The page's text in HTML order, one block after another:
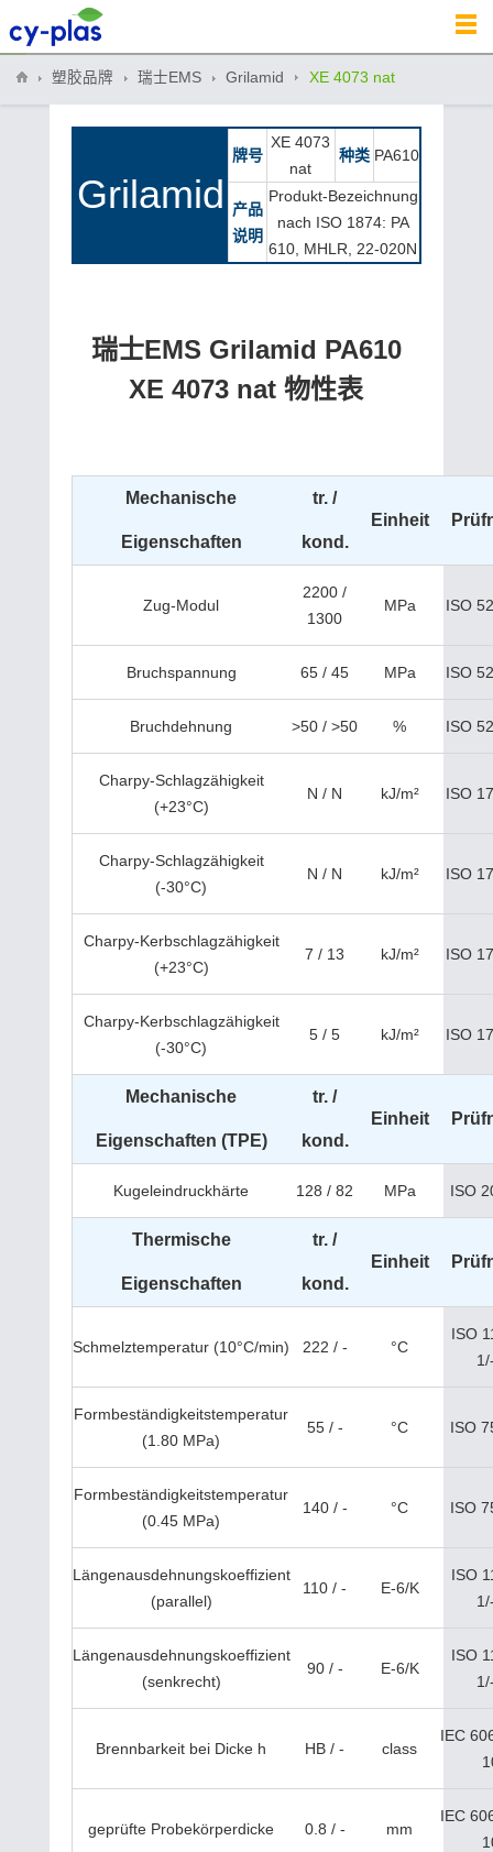
塑胶品牌 瑞士EMS Grilamid XE 4073 nat
Grilamid
牌号
XE 4073
nat
种类 PA610
产品
说明
Produkt-Bezeichnung
nach ISO 1874: PA
610, MHLR, 22-020N
瑞士EMS Grilamid PA610
XE 4073 nat 物性表
Mechanische
Eigenschaften
tr. /
kond.
Einheit
Zug-Modul
2200 /
1300
MPa ISO
Bruchspannung 65 / 45 MPa ISO
Bruchdehnung >50 / >50 % ISO
Charpy-Schlagzähigkeit
(+23°C)
N / N kJ/m² ISO
Charpy-Schlagzähigkeit
(-30°C)
N / N kJ/m² ISO
Charpy-Kerbschlagzähigkeit
(+23°C)
7 / 13 kJ/m² ISO
Charpy-Kerbschlagzähigkeit
(-30°C)
5 / 5 kJ/m² ISO
Mechanische
Eigenschaften (TPE)
tr. /
kond.
Einheit
Kugeleindruckhärte 128 / 82 MPa ISO
Thermische
Eigenschaften
tr. /
kond.
Einheit
Schmelztemperatur (10°C/min) 222 / - °C
ISO
Formbeständigkeitstemperatur
(1.80 MPa)
55 / - °C ISO
Formbeständigkeitstemperatur
(0.45 MPa)
140 / - °C ISO
Längenausdehnungskoeffizient
(parallel)
110 / - E-6/K
ISO
Längenausdehnungskoeffizient
(senkrecht)
90 / - E-6/K
ISO
Brennbarkeit bei Dicke h HB / - class
IEC
geprüfte Probekörperdicke 0.8 / - mm
IEC